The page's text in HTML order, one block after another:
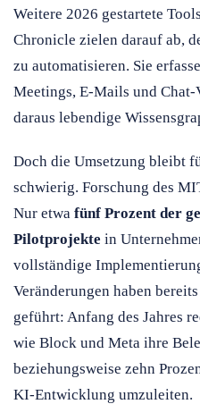
Weitere 2026 gestartete
Chronicle zielen darauf ab,
zu automatisieren. Sie
Meetings, E-Mails und
daraus lebendige
Doch die Umsetzung bleibt
schwierig. Forschung des
Nur etwa fünf Prozent der
Pilotprojekte in
vollständige
Veränderungen haben
geführt: Anfang des Jahres
wie Block und Meta ihre
beziehungsweise zehn
KI-Entwicklung umzuleiten.